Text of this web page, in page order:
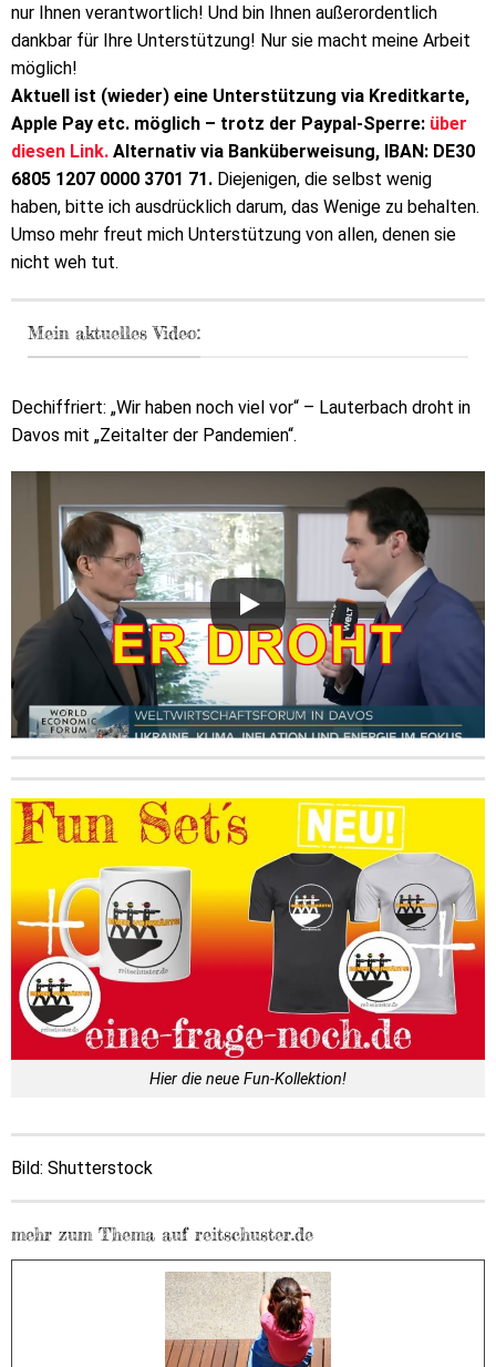
nur Ihnen verantwortlich! Und bin Ihnen außerordentlich
dankbar für Ihre Unterstützung! Nur sie macht meine Arbeit
möglich!
Aktuell ist (wieder) eine Unterstützung via Kreditkarte,
Apple Pay etc. möglich – trotz der Paypal-Sperre: über
diesen Link. Alternativ via Banküberweisung, IBAN: DE30
6805 1207 0000 3701 71. Diejenigen, die selbst wenig
haben, bitte ich ausdrücklich darum, das Wenige zu behalten.
Umso mehr freut mich Unterstützung von allen, denen sie
nicht weh tut.
Mein aktuelles Video:
Dechiffriert: „Wir haben noch viel vor“ – Lauterbach droht in
Davos mit „Zeitalter der Pandemien“.
Hier die neue Fun-Kollektion!
Bild: Shutterstock
mehr zum Thema auf reitschuster.de